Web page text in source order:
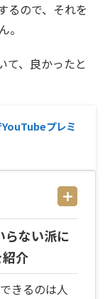
るので、それを
。
て、良かったと
YouTubeプレミ
ない派に
介
きるのは人